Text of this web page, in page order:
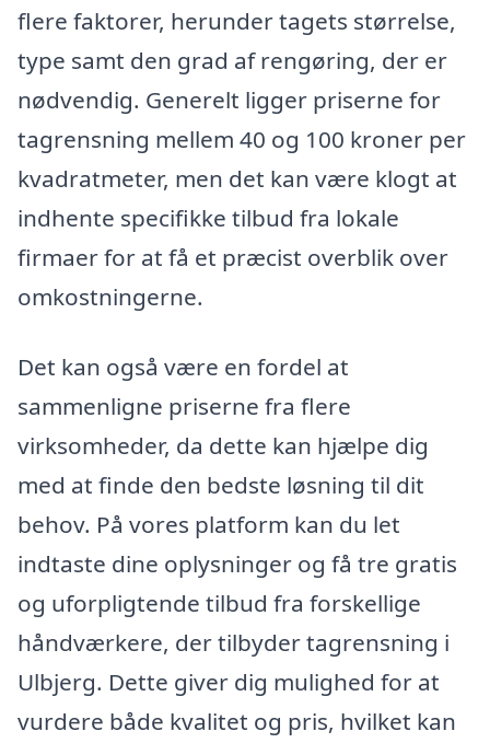
flere faktorer, herunder tagets størrelse,
type samt den grad af rengøring, der er
nødvendig. Generelt ligger priserne for
tagrensning mellem 40 og 100 kroner per
kvadratmeter, men det kan være klogt at
indhente specifikke tilbud fra lokale
firmaer for at få et præcist overblik over
omkostningerne.
Det kan også være en fordel at
sammenligne priserne fra flere
virksomheder, da dette kan hjælpe dig
med at finde den bedste løsning til dit
behov. På vores platform kan du let
indtaste dine oplysninger og få tre gratis
og uforpligtende tilbud fra forskellige
håndværkere, der tilbyder tagrensning i
Ulbjerg. Dette giver dig mulighed for at
vurdere både kvalitet og pris, hvilket kan